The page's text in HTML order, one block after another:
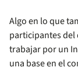
Algo en lo que
participantes del
trabajar por un
una base en el